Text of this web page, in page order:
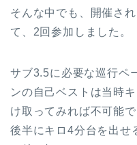
そんな中でも、開催さ
て、2回参加しました。
サブ3.5に必要な巡行ペ
ンの自己ベストは当時
け取ってみれば不可能
後半にキロ4分台を出せ